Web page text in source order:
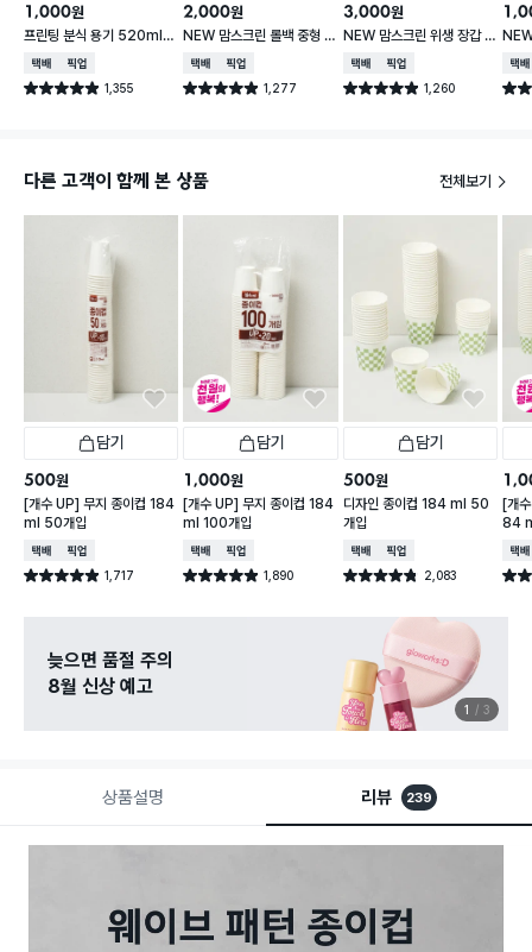
1,000원
프린팅 분식 용기 520ml 1
8개입
택배배송매장픽업
별점 4.9점 1,355
건 작성
2,000원
NEW 맘스크린 롤백 중형 2
60매입
택배배송매장픽업
별점 4.9점 1,277
건 작성
3,000원
NEW 맘스크린 위생 장갑 3
00매입
택배배송매장픽업
별점 4.9점 1,260
건 작성
택배
별점
다른 고객이 함께 본 상품 전체보기
담기
500원
[개수 UP] 무지 종이컵 184
ml 50개입
택배배송매장픽업
별점 4.9점 1,717
건 작성
담기
1,000원
[개수 UP] 무지 종이컵 184
ml 100개입
택배배송매장픽업
별점 4.9점 1,890
건 작성
담기
500원
디자인 종이컵 184 ml 50
개입
택배배송매장픽업
별점 4.8점 2,083
건 작성
[개
84
택배
별점
늦으면 품절 주의
8월 신상 예고
1 3
상품설명 리뷰 239